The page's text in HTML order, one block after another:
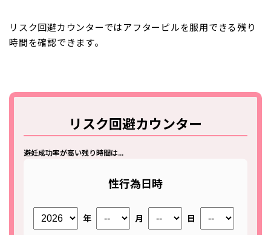
リスク回避カウンターではアフターピルを服用できる残り
時間を確認できます。
リスク回避カウンター
避妊成功率が高い残り時間は...
性行為日時
年 月
日